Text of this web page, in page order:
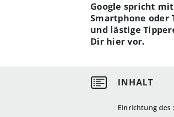
Einrichtung des
Google spricht
Smartphone oder
und lästige
Dir hier vor.